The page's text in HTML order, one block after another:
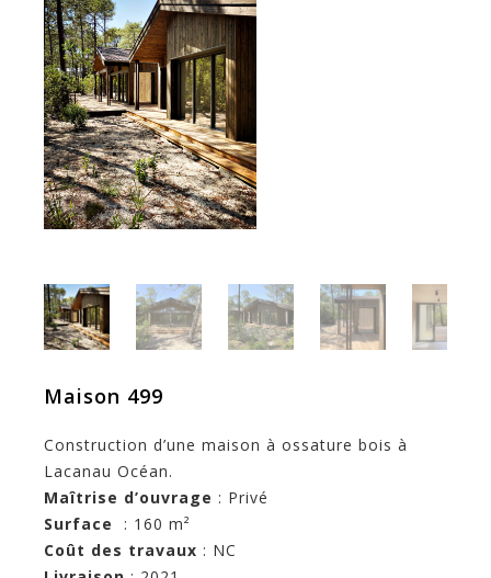
Maison 499
Construction d’une maison à ossature bois à
Lacanau Océan.
Maîtrise d’ouvrage : Privé
Surface
: 160 m²
Coût des travaux : NC